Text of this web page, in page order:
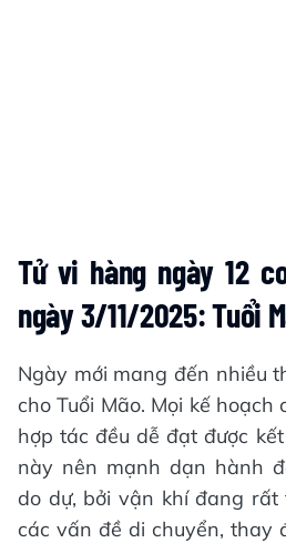
Tử vi hàng ngày 12
ngày 3/11/2025: Tuổi
Ngày mới mang đến nhiều
cho Tuổi Mão. Mọi kế
hợp tác đều dễ đạt được
này nên mạnh dạn hành
do dự, bởi vận khí đang
các vấn đề di chuyển, thay